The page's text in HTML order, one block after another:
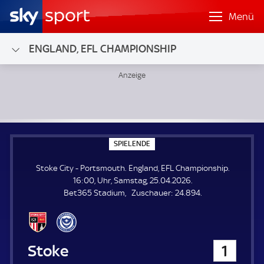
Menü
ENGLAND, EFL CHAMPIONSHIP
SPIELENDE
P
E
L
E
N
Stoke City - Portsmouth. England, EFL Championship.
16:00, Uhr, Samstag, 25.04.2026.
Bet365 Stadium
Zuschauer: Z
24.894.
Stoke City 1